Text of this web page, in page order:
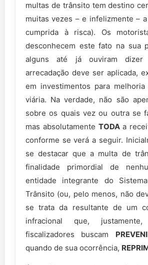
multas de trânsito tem destino
muitas vezes – e infelizmente –
cumprida à risca). Os
desconhecem este fato na sua
alguns até já ouviram
arrecadação deve ser aplicada,
em investimentos para melhoria
viária. Na verdade, não são
sobre os quais vez ou outra se
mas absolutamente TODA a
conforme se verá a seguir.
se destacar que a multa de
finalidade primordial de
entidade integrante do
Trânsito (ou, pelo menos, não
se trata da resultante de um
infracional que,
fiscalizadores buscam
quando de sua ocorrência,